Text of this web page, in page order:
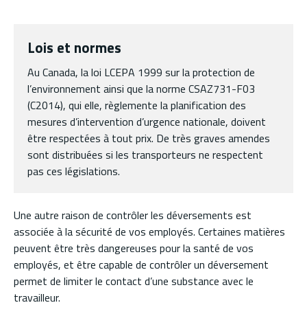
Lois et normes
Au Canada, la loi LCEPA 1999 sur la protection de
l’environnement ainsi que la norme CSAZ731-F03
(C2014), qui elle, règlemente la planification des
mesures d’intervention d’urgence nationale, doivent
être respectées à tout prix. De très graves amendes
sont distribuées si les transporteurs ne respectent
pas ces législations.
Une autre raison de contrôler les déversements est
associée à la sécurité de vos employés. Certaines matières
peuvent être très dangereuses pour la santé de vos
employés, et être capable de contrôler un déversement
permet de limiter le contact d’une substance avec le
travailleur.